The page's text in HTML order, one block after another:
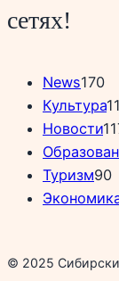
сетях!
News170
Культура
Новости
Туризм90
© 2025